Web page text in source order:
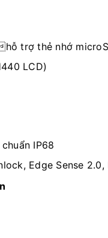
trợ thẻ nhớ
LCD)
IP68
Edge Sense 2.0,